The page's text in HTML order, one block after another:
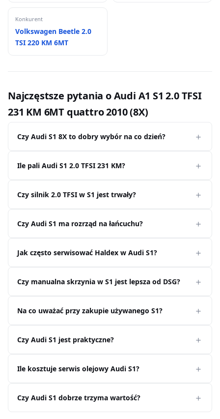
Konkurent
Volkswagen Beetle 2.0
TSI 220 KM 6MT
Najczęstsze pytania o Audi A1 S1 2.0 TFSI
231 KM 6MT quattro 2010 (8X)
Czy Audi S1 8X to dobry wybór na co dzień?
Ile pali Audi S1 2.0 TFSI 231 KM?
Czy silnik 2.0 TFSI w S1 jest trwały?
Czy Audi S1 ma rozrząd na łańcuchu?
Jak często serwisować Haldex w Audi S1?
Czy manualna skrzynia w S1 jest lepsza od DSG?
Na co uważać przy zakupie używanego S1?
Czy Audi S1 jest praktyczne?
Ile kosztuje serwis olejowy Audi S1?
Czy Audi S1 dobrze trzyma wartość?